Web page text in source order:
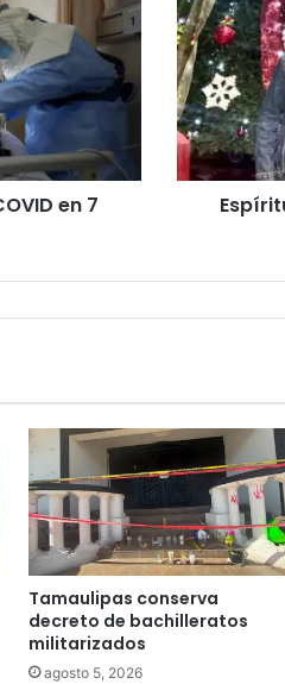
en 7
Tamaulipas conserva
decreto de bachilleratos
militarizados
agosto 5, 2026